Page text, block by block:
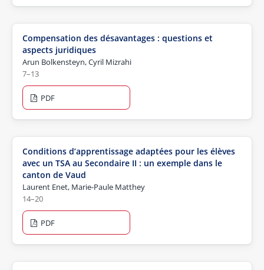
Compensation des désavantages : questions et
aspects juridiques
Arun Bolkensteyn, Cyril Mizrahi
7–13
PDF
Conditions d’apprentissage adaptées pour les élèves
avec un TSA au Secondaire II : un exemple dans le
canton de Vaud
Laurent Enet, Marie-Paule Matthey
14–20
PDF